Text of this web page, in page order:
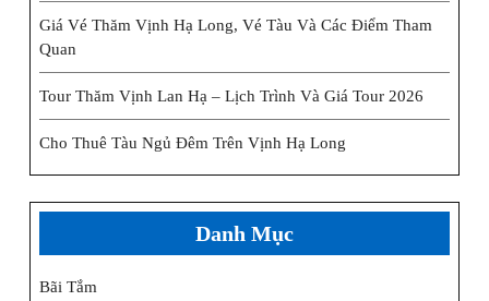
Giá Vé Thăm Vịnh Hạ Long, Vé Tàu Và Các Điểm Tham
Quan
Tour Thăm Vịnh Lan Hạ – Lịch Trình Và Giá Tour 2026
Cho Thuê Tàu Ngủ Đêm Trên Vịnh Hạ Long
Danh Mục
Bãi Tắm